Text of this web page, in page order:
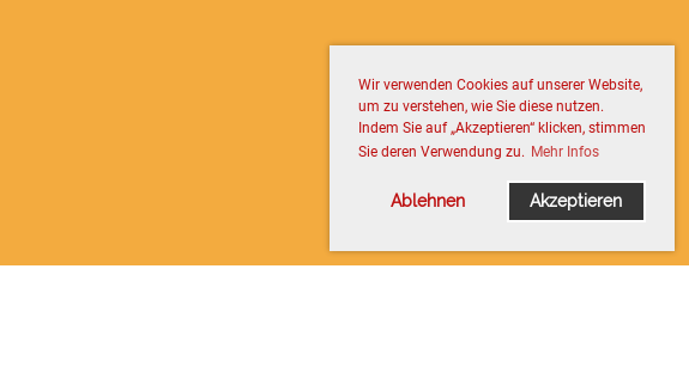
Wir verwenden Cookies auf unserer Website,
um zu verstehen, wie Sie diese nutzen.
Indem Sie auf „Akzeptieren“ klicken, stimmen
Sie deren Verwendung zu. Mehr Infos
Ablehnen Akzeptieren